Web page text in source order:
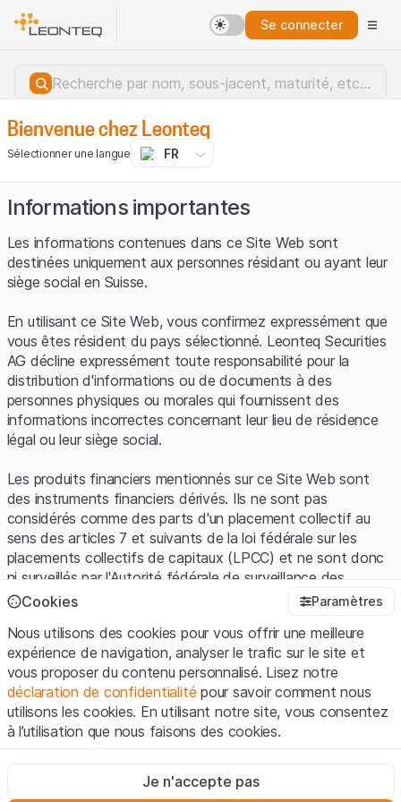
Se connecter
Erreur du serveur.
Bienvenue chez Leonteq
Sélectionner une langue FR
Informations importantes
Les informations contenues dans ce Site Web sont
destinées uniquement aux personnes résidant ou ayant leur
siège social en Suisse.
En utilisant ce Site Web, vous confirmez expressément que
vous êtes résident du pays sélectionné. Leonteq Securities
AG décline expressément toute responsabilité pour la
distribution d'informations ou de documents à des
personnes physiques ou morales qui fournissent des
informations incorrectes concernant leur lieu de résidence
légal ou leur siège social.
Les produits financiers mentionnés sur ce Site Web sont
des instruments financiers dérivés. Ils ne sont pas
considérés comme des parts d'un placement collectif au
sens des articles 7 et suivants de la loi fédérale sur les
placements collectifs de capitaux (LPCC) et ne sont donc
ni surveillés par l'Autorité fédérale de surveillance des
marchés financiers (FINMA) ni enregistrés auprès de la
protection spécifique des investisseurs prévue par la LPCC.
Conditions d'utilisation et informations juridiques
En utilisant le Site Web de Leonteq Securities AG (ci-après
"Site Web"), vous confirmez que vous avez compris et que
vous acceptez les informations juridiques, les notes
vous n'acceptez pas les Conditions d'utilisation, veuillez-
vous abstenir d'utiliser ce Site Web.
Cookies Paramètres
Nous utilisons des cookies pour vous offrir une meilleure
expérience de navigation, analyser le trafic sur le site et
vous proposer du contenu personnalisé. Lisez notre
déclaration de confidentialité pour savoir comment nous
utilisons les cookies. En utilisant notre site, vous consentez
à l’utilisation que nous faisons des cookies.
Ces cookies sont nécessaires au bon fonctionnement du site
Je n'accepte pas